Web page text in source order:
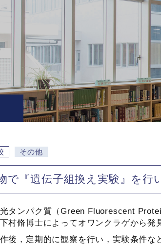
その他
で『遺伝子組換え実験』を行
タンパク質（Green Fluorescent
村脩博士によってオワンクラゲから発
後，定期的に観察を行い，実験条件